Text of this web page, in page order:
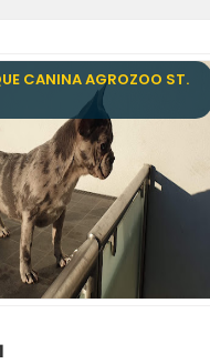
CANINA AGROZOO ST.